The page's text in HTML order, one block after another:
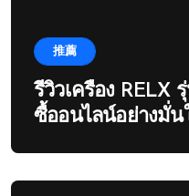
推薦
รีวิวเครื่อง RELX
ซื้ออนไลน์อย่างมั่น